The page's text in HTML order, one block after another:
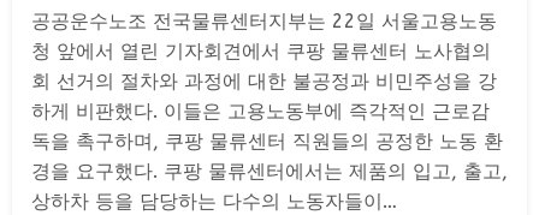
공공운수노조 전국물류센터지부는 22일 서울고용노동
청 앞에서 열린 기자회견에서 쿠팡 물류센터 노사협의
회 선거의 절차와 과정에 대한 불공정과 비민주성을 강
하게 비판했다. 이들은 고용노동부에 즉각적인 근로감
독을 촉구하며, 쿠팡 물류센터 직원들의 공정한 노동 환
경을 요구했다. 쿠팡 물류센터에서는 제품의 입고, 출고,
상하차 등을 담당하는 다수의 노동자들이…